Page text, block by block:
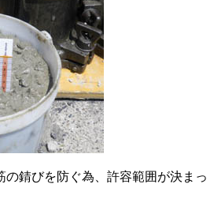
錆びを防ぐ為、許容範囲が決まっ